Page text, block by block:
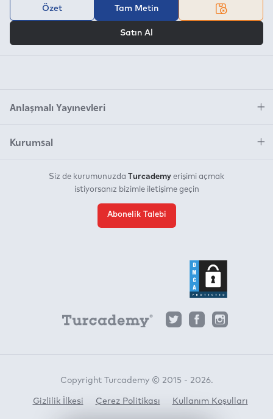
Özet Tam Metin
Satın Al
Anlaşmalı Yayınevleri
Kurumsal
Siz de kurumunuzda Turcademy erişimi açmak
istiyorsanız bizimle iletişime geçin
Abonelik Talebi
Copyright Turcademy © 2015 - 2026.
Gizlilik İlkesi Çerez Politikası Kullanım Koşulları